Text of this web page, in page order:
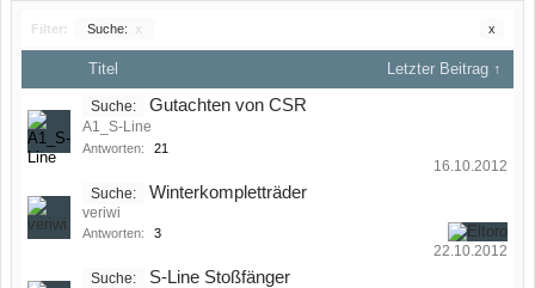
Filter: Suche: x x
Titel Letzter Beitrag ↑
Suche: Gutachten von CSR
A1_S-Line
Antworten: 21
16.10.2012
Suche: Winterkompletträder
veriwi
Antworten: 3
22.10.2012
Suche: S-Line Stoßfänger